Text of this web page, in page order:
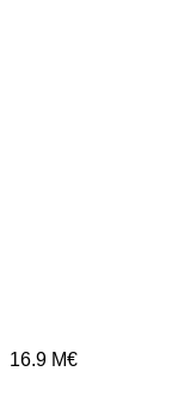
16.9 M€